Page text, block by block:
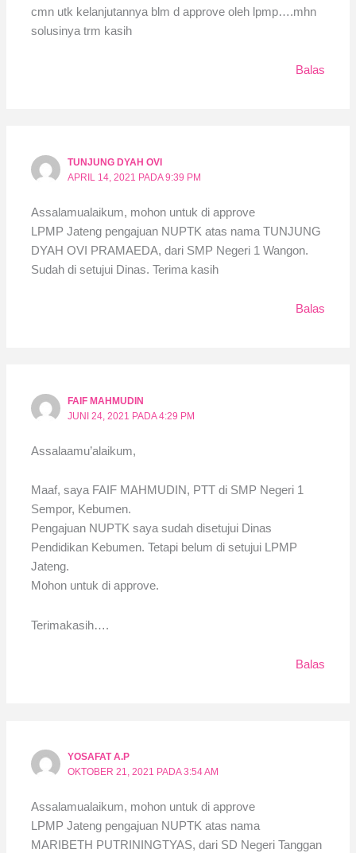
cmn utk kelanjutannya blm d approve oleh lpmp….mhn
solusinya trm kasih
Balas
TUNJUNG DYAH OVI
APRIL 14, 2021 PADA 9:39 PM
Assalamualaikum, mohon untuk di approve
LPMP Jateng pengajuan NUPTK atas nama TUNJUNG
DYAH OVI PRAMAEDA, dari SMP Negeri 1 Wangon.
Sudah di setujui Dinas. Terima kasih
Balas
FAIF MAHMUDIN
JUNI 24, 2021 PADA 4:29 PM
Assalaamu’alaikum,
Maaf, saya FAIF MAHMUDIN, PTT di SMP Negeri 1
Sempor, Kebumen.
Pengajuan NUPTK saya sudah disetujui Dinas
Pendidikan Kebumen. Tetapi belum di setujui LPMP
Jateng.
Mohon untuk di approve.
Terimakasih….
Balas
YOSAFAT A.P
OKTOBER 21, 2021 PADA 3:54 AM
Assalamualaikum, mohon untuk di approve
LPMP Jateng pengajuan NUPTK atas nama
MARIBETH PUTRININGTYAS, dari SD Negeri Tanggan